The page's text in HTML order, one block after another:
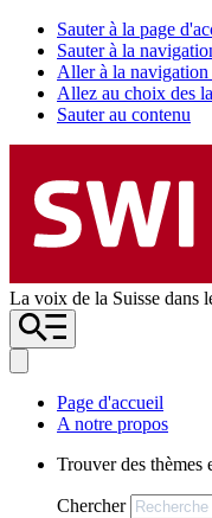
Sauter à la page
Sauter à la
Aller à la
Allez au choix des
Sauter au contenu
La voix de la Suisse dans
Page d'accueil
A notre propos
Trouver des thèmes
Chercher